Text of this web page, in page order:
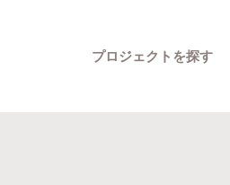
プロジェクトを探す